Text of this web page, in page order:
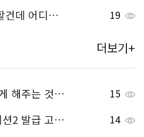
임산부 바우처카드 신청할건데 어디에 쓸 수 있나요~ 사용처 좀 알려주세요^^ 19
더보기+
일당 계산기 계산 정확하게 해주는 것 알려주세요! 15
현대 SSG.COM 카드 에디션2 발급 고민중인데 어떤 혜택이 있는지 알려주세요^^~ 14